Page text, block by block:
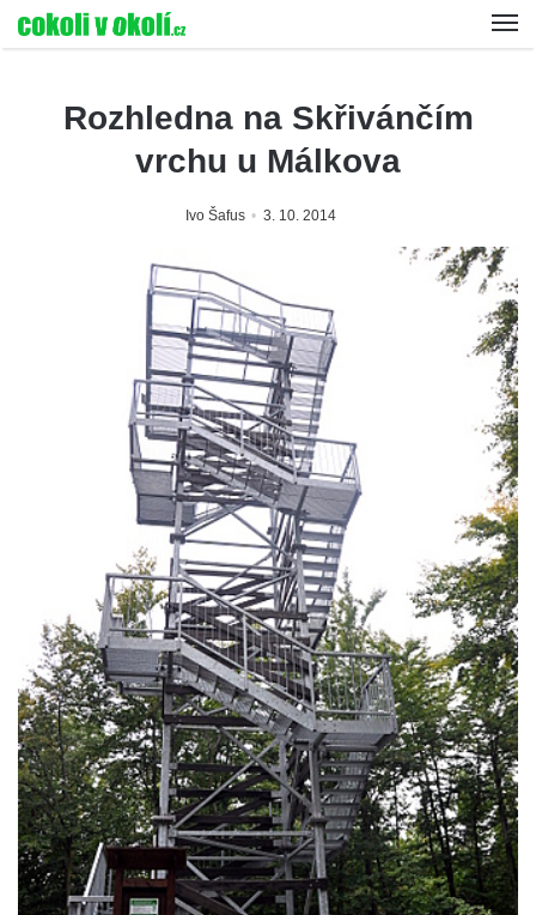
Rozhledna na Skřivánčím
vrchu u Málkova
Ivo Šafus 3. 10. 2014